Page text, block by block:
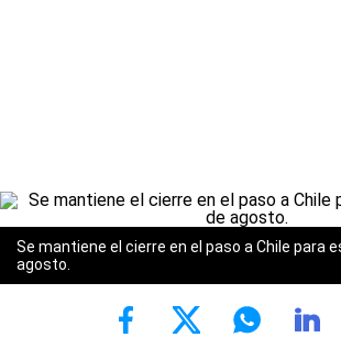
Se mantiene el cierre en el paso a Chile para
agosto.